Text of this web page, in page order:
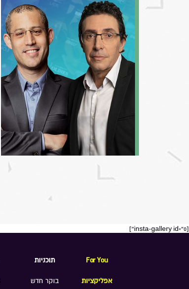
[insta-gallery id="0"]
For You
אפליקציות
תוכניות
בוקר חדש